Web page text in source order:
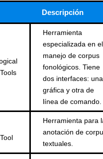
Descripción
Herramienta
especializada en el
manejo de corpus
fonológicos. Tiene
dos interfaces: una
gráfica y otra de
línea de comando.
Herramienta para
anotación de
textuales.